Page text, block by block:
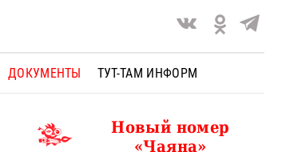
ДОКУМЕНТЫ ТУТ-ТАМ ИНФОРМ
Новый номер
«Чаяна»